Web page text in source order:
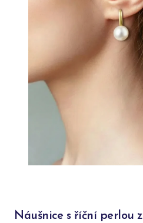
Náušnice s říční perlou